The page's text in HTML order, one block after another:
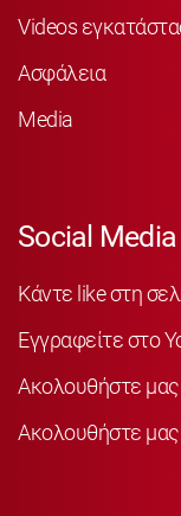
Videos
Ασφάλεια
Media
Social Media
Κάντε like στη
Εγγραφείτε στο
Ακολουθήστε
Ακολουθήστε